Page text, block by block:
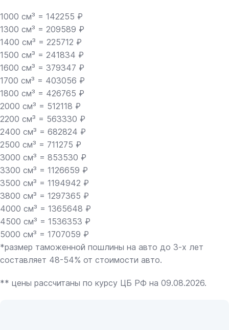
1000 см³ = 142255 ₽
1300 см³ = 209589 ₽
1400 см³ = 225712 ₽
1500 см³ = 241834 ₽
1600 см³ = 379347 ₽
1700 см³ = 403056 ₽
1800 см³ = 426765 ₽
2000 см³ = 512118 ₽
2200 см³ = 563330 ₽
2400 см³ = 682824 ₽
2500 см³ = 711275 ₽
3000 см³ = 853530 ₽
3300 см³ = 1126659 ₽
3500 см³ = 1194942 ₽
3800 см³ = 1297365 ₽
4000 см³ = 1365648 ₽
4500 см³ = 1536353 ₽
5000 см³ = 1707059 ₽
*размер таможенной пошлины на авто до 3-х лет
составляет 48-54% от стоимости авто.
** цены рассчитаны по курсу ЦБ РФ на 09.08.2026.